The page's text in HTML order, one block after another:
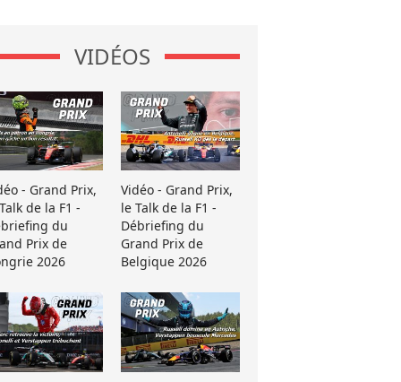
VIDÉOS
- Grand Prix,
de la F1 -
du
Prix de
2026
Vidéo - Grand Prix,
le Talk de la F1 -
Débriefing du
Grand Prix de
Belgique 2026